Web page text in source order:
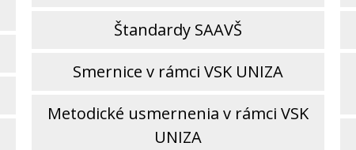
Štandardy SAAVŠ
Smernice v rámci VSK UNIZA
Metodické usmernenia v rámci VSK
UNIZA